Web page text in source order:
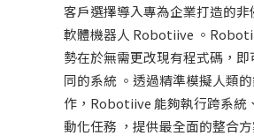
客戶選擇導入專為企業打造的非
軟體機器人 Robotiive 。
勢在於無需更改現有程式碼，
同的系統 。透過精準模擬人類
作，Robotiive 能夠執行跨系統
動化任務 ，提供最全面的整合方